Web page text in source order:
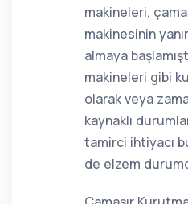
makineleri,
makinesinin
almaya
makineleri gibi
olarak veya
kaynaklı
tamirci ihtiyacı
de elzem